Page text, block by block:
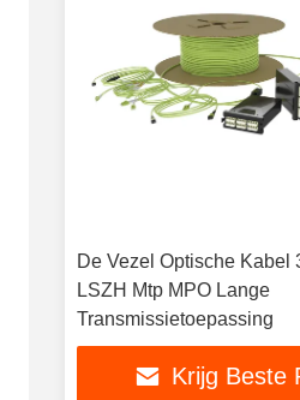
De Vezel Optische Kabel
LSZH Mtp MPO Lange
Transmissietoepassing
Krijg Beste